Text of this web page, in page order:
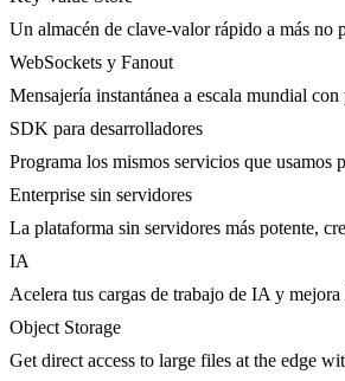
Un almacén de clave-valor rápido a más no
WebSockets y Fanout
Mensajería instantánea a escala mundial
SDK para desarrolladores
Programa los mismos servicios que usamos
Enterprise sin servidores
La plataforma sin servidores más potente,
IA
Acelera tus cargas de trabajo de IA y
Object Storage
Get direct access to large files at the edge